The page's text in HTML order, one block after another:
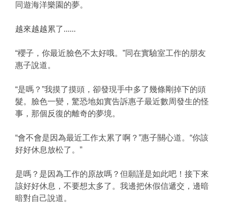
同遊海洋樂園的夢。
越來越越累了......
“櫻子，你最近臉色不太好哦。”同在實驗室工作的朋友
惠子說道。
“是嗎？”我摸了摸頭，卻發現手中多了幾條剛掉下的頭
髮。臉色一變，驚恐地如實告訴惠子最近數周發生的怪
事，那個反復的離奇的夢境。
“會不會是因為最近工作太累了啊？”惠子關心道。“你該
好好休息放松了。”
是嗎？是因為工作的原故嗎？但願謹是如此吧！接下來
該好好休息，不要想太多了。我邊把休假信遞交，邊暗
暗對自己說道。